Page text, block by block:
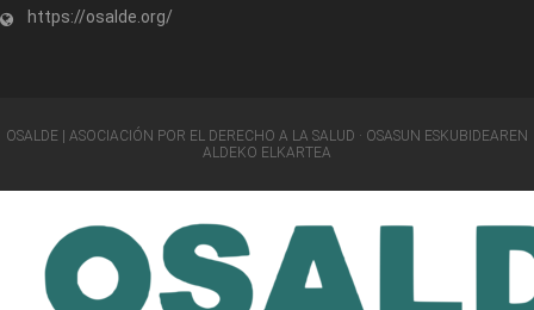
https://osalde.org/
OSALDE | ASOCIACIÓN POR EL DERECHO A LA SALUD · OSASUN ESKUBIDEAREN
ALDEKO ELKARTEA